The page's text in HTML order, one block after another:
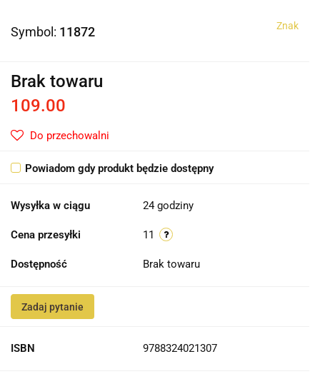
Symbol: 11872 Znak
Brak towaru
109.00
Do przechowalni
Powiadom gdy produkt będzie dostępny
Wysyłka w ciągu 24 godziny
Cena przesyłki 11
Dostępność Brak towaru
Zadaj pytanie
ISBN 9788324021307